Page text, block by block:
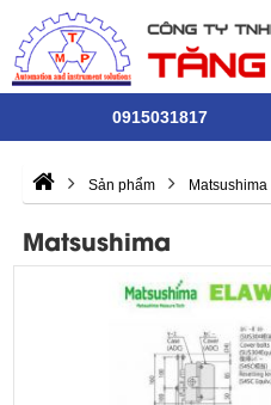
0915031817
Sản phẩm Matsushima
Matsushima